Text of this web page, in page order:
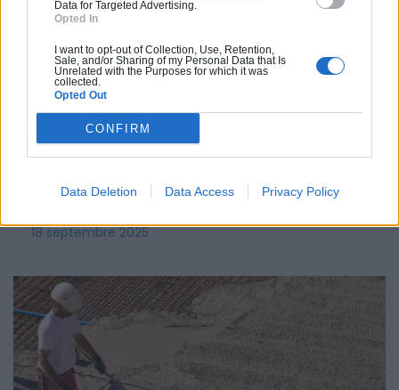
Data for Targeted Advertising.
Opted In
I want to opt-out of Collection, Use, Retention,
Sale, and/or Sharing of my Personal Data that Is
Unrelated with the Purposes for which it was
collected.
Opted Out
CONFIRM
Data Deletion Data Access Privacy Policy
Bâtiment
Installer un panneau solaire en 2025 : aides,
coût et rendement en été
L’installation d’un panneau solaire est une solution
écologique et économique qui permet d’utiliser
l’énergie renouvelable pour ses besoins en chauffage
et eau chaude selon les modèles. Le coût de
l’installation en 2025 peut être financé en partie avec
certaines aides…
18 septembre 2025